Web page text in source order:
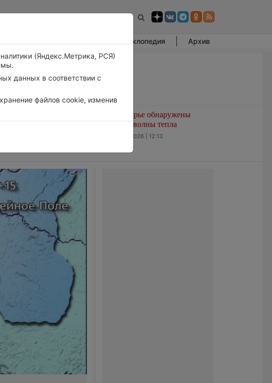
Энциклопедия Архив
В Приморье обнаружены
морские волны тепла
6 августа 2026 | 12:13
(Яндекс.Метрика, РСЯ)
данных в соответствии с
файлов cookie, изменив